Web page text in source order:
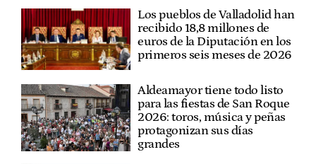
Los pueblos de Valladolid han
recibido 18,8 millones de
euros de la Diputación en los
primeros seis meses de 2026
Aldeamayor tiene todo listo
para las fiestas de San Roque
2026: toros, música y peñas
protagonizan sus días
grandes